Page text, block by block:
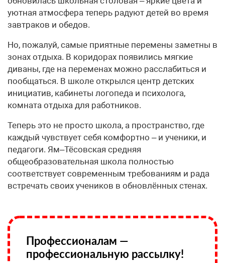
уютная атмосфера теперь радуют детей во время
завтраков и обедов.
Но, пожалуй, самые приятные перемены заметны в
зонах отдыха. В коридорах появились мягкие
диваны, где на переменах можно расслабиться и
пообщаться. В школе открылся центр детских
инициатив, кабинеты логопеда и психолога,
комната отдыха для работников.
Теперь это не просто школа, а пространство, где
каждый чувствует себя комфортно – и ученики, и
педагоги. Ям–Тёсовская средняя
общеобразовательная школа полностью
соответствует современным требованиям и рада
встречать своих учеников в обновлённых стенах.
Профессионалам —
профессиональную рассылку!